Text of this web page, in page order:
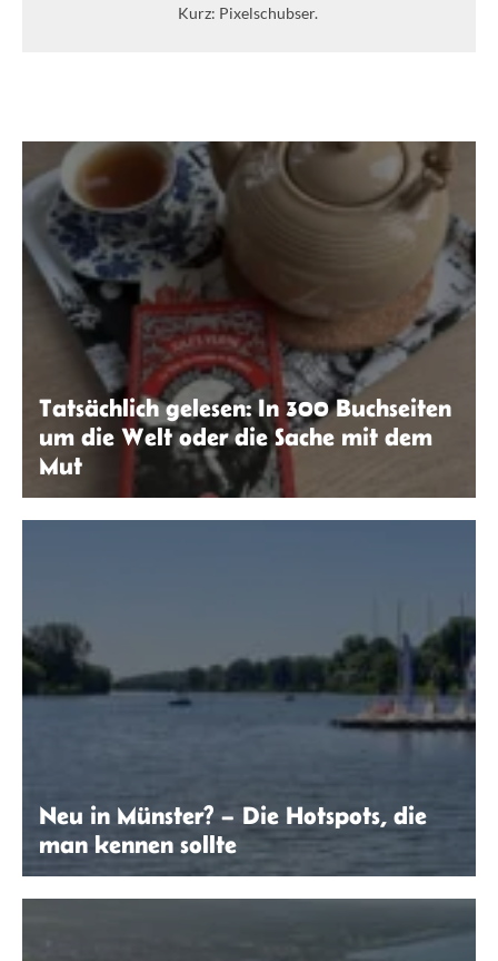
Kurz: Pixelschubser.
Tatsächlich gelesen: In 300 Buchseiten
um die Welt oder die Sache mit dem
Mut
Neu in Münster? – Die Hotspots, die
man kennen sollte